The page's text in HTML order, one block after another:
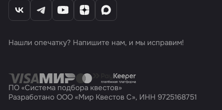
Нашли опечатку? Напишите нам, и мы исправим!
ПО «Система подбора квестов»
Разработано ООО «Мир Квестов С», ИНН 9725168751